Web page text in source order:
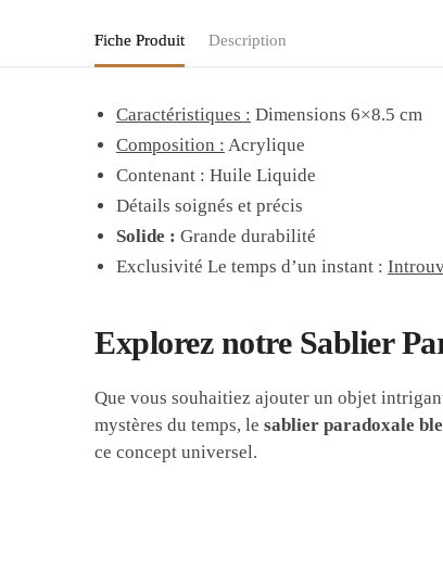
Fiche Produit Description
Caractéristiques : Dimensions 6×8.5 cm
Composition : Acrylique
Contenant : Huile Liquide
Détails soignés et précis
Solide : Grande durabilité
Exclusivité Le temps d’un instant :
Explorez notre Sablier
Que vous souhaitiez ajouter un objet
mystères du temps, lesablier paradoxale
ce concept universel.